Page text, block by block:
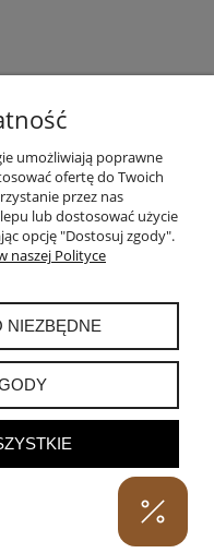
umożliwiają poprawne
ofertę do Twoich
przez nas
lub dostosować użycie
opcję "Dostosuj zgody".
naszej Polityce
NIEZBĘDNE